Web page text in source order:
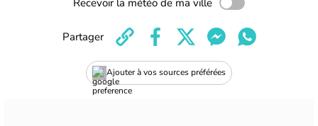
Ajouter à vos sources préférées
Partager